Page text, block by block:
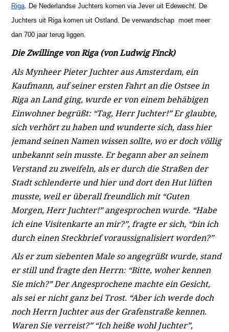
Riga. De Nederlandse Juchters komen via Jever uit Edewecht. De
Juchters uit Riga komen uit Ostland. De verwandschap moet meer
dan 700 jaar terug liggen.
Die Zwillinge von Riga (von Ludwig Finck)
Als Mynheer Pieter Juchter aus Amsterdam, ein
Kaufmann, auf seiner ersten Fahrt an die Ostsee in
Riga an Land ging, wurde er von einem behäbigen
Einwohner begrüßt: “Tag, Herr Juchter!” Er glaubte,
sich verhört zu haben und wunderte sich, dass hier
jemand seinen Namen wissen sollte, wo er doch völlig
unbekannt sein musste. Er begann aber an seinem
Verstand zu zweifeln, als er durch die Straßen der
Stadt schlenderte und hier und dort den Hut lüften
musste, weil er überall freundlich mit “Guten
Morgen, Herr Juchter!” angesprochen wurde. “Habe
ich eine Visitenkarte an mir?”, fragte er sich, “bin ich
durch einen Steckbrief voraussignalisiert worden?”
Als er zum siebenten Male so angegrüßt wurde, stand
er still und fragte den Herrn: “Bitte, woher kennen
Sie mich?” Der Angesprochene machte ein Gesicht,
als sei er nicht ganz bei Trost. “Aber ich werde doch
noch Herrn Juchter aus der Grafenstraße kennen.
Waren Sie verreist?” “Ich heiße wohl Juchter”,